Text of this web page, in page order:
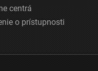
centrá
o prístupnosti